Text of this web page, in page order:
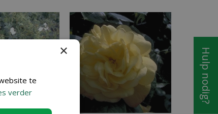
Hulp nodig?
×
te
verder